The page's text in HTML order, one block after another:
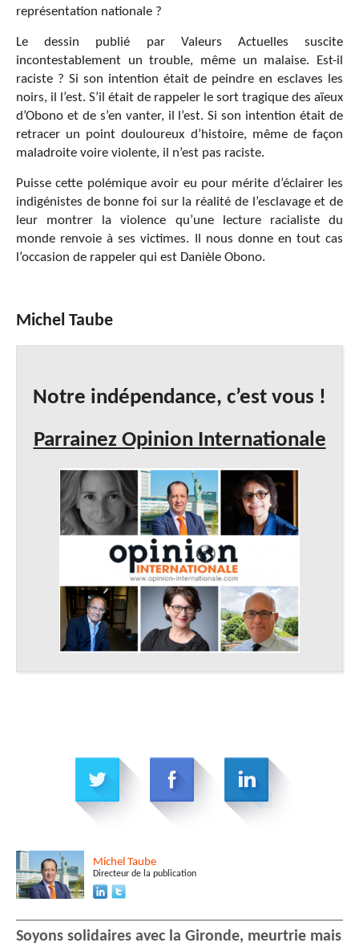
représentation nationale ?
Le dessin publié par Valeurs Actuelles suscite
incontestablement un trouble, même un malaise. Est-il
raciste ? Si son intention était de peindre en esclaves les
noirs, il l’est. S’il était de rappeler le sort tragique des aïeux
d’Obono et de s’en vanter, il l’est. Si son intention était de
retracer un point douloureux d’histoire, même de façon
maladroite voire violente, il n’est pas raciste.
Puisse cette polémique avoir eu pour mérite d’éclairer les
indigénistes de bonne foi sur la réalité de l’esclavage et de
leur montrer la violence qu’une lecture racialiste du
monde renvoie à ses victimes. Il nous donne en tout cas
l’occasion de rappeler qui est Danièle Obono.
Michel Taube
Notre indépendance, c’est vous !
Parrainez Opinion Internationale
Michel Taube
Directeur de la publication
Soyons solidaires avec la Gironde, meurtrie mais